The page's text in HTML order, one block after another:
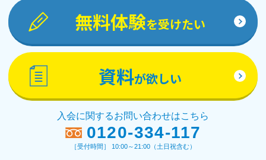
無料体験を受けたい
資料が欲しい
入会に関するお問い合わせはこちら
0120-334-117
［受付時間］ 10:00～21:00（土日祝含む）